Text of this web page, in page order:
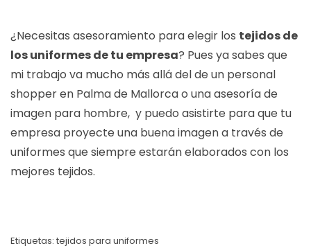
¿Necesitas asesoramiento para elegir los tejidos de
los uniformes de tu empresa? Pues ya sabes que
mi trabajo va mucho más allá del de un personal
shopper en Palma de Mallorca o unaasesoría de
imagen para hombre, y puedo asistirte para que tu
empresa proyecte una buena imagen a través de
uniformes que siempre estarán elaborados con los
mejores tejidos.
Etiquetas: tejidos para uniformes